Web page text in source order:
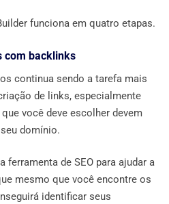
funciona em quatro etapas.
com backlinks
continua sendo a tarefa mais
de links, especialmente
você deve escolher devem
domínio.
ferramenta de SEO para ajudar a
mesmo que você encontre os
identificar seus